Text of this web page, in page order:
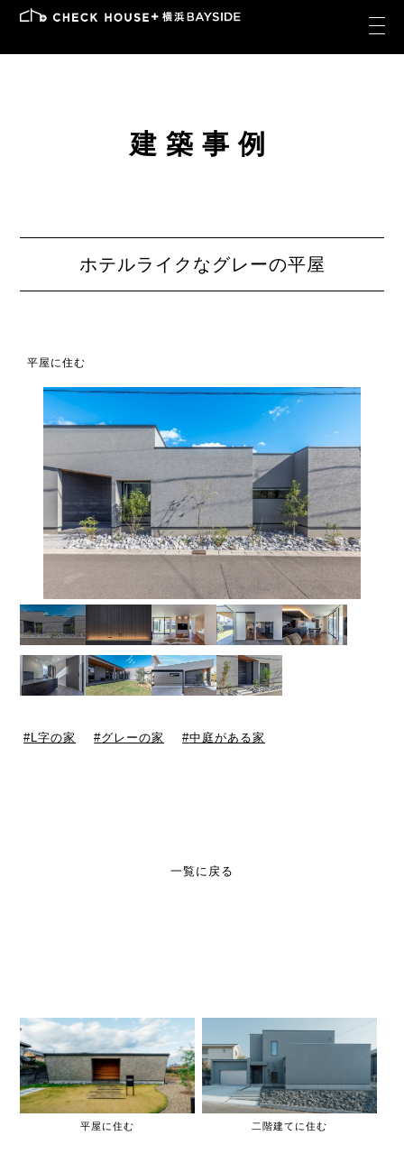
建築事例
ホテルライクなグレーの平屋
平屋に住む
L字の家 グレーの家 中庭がある家
一覧に戻る
平屋に住む 二階建てに住む